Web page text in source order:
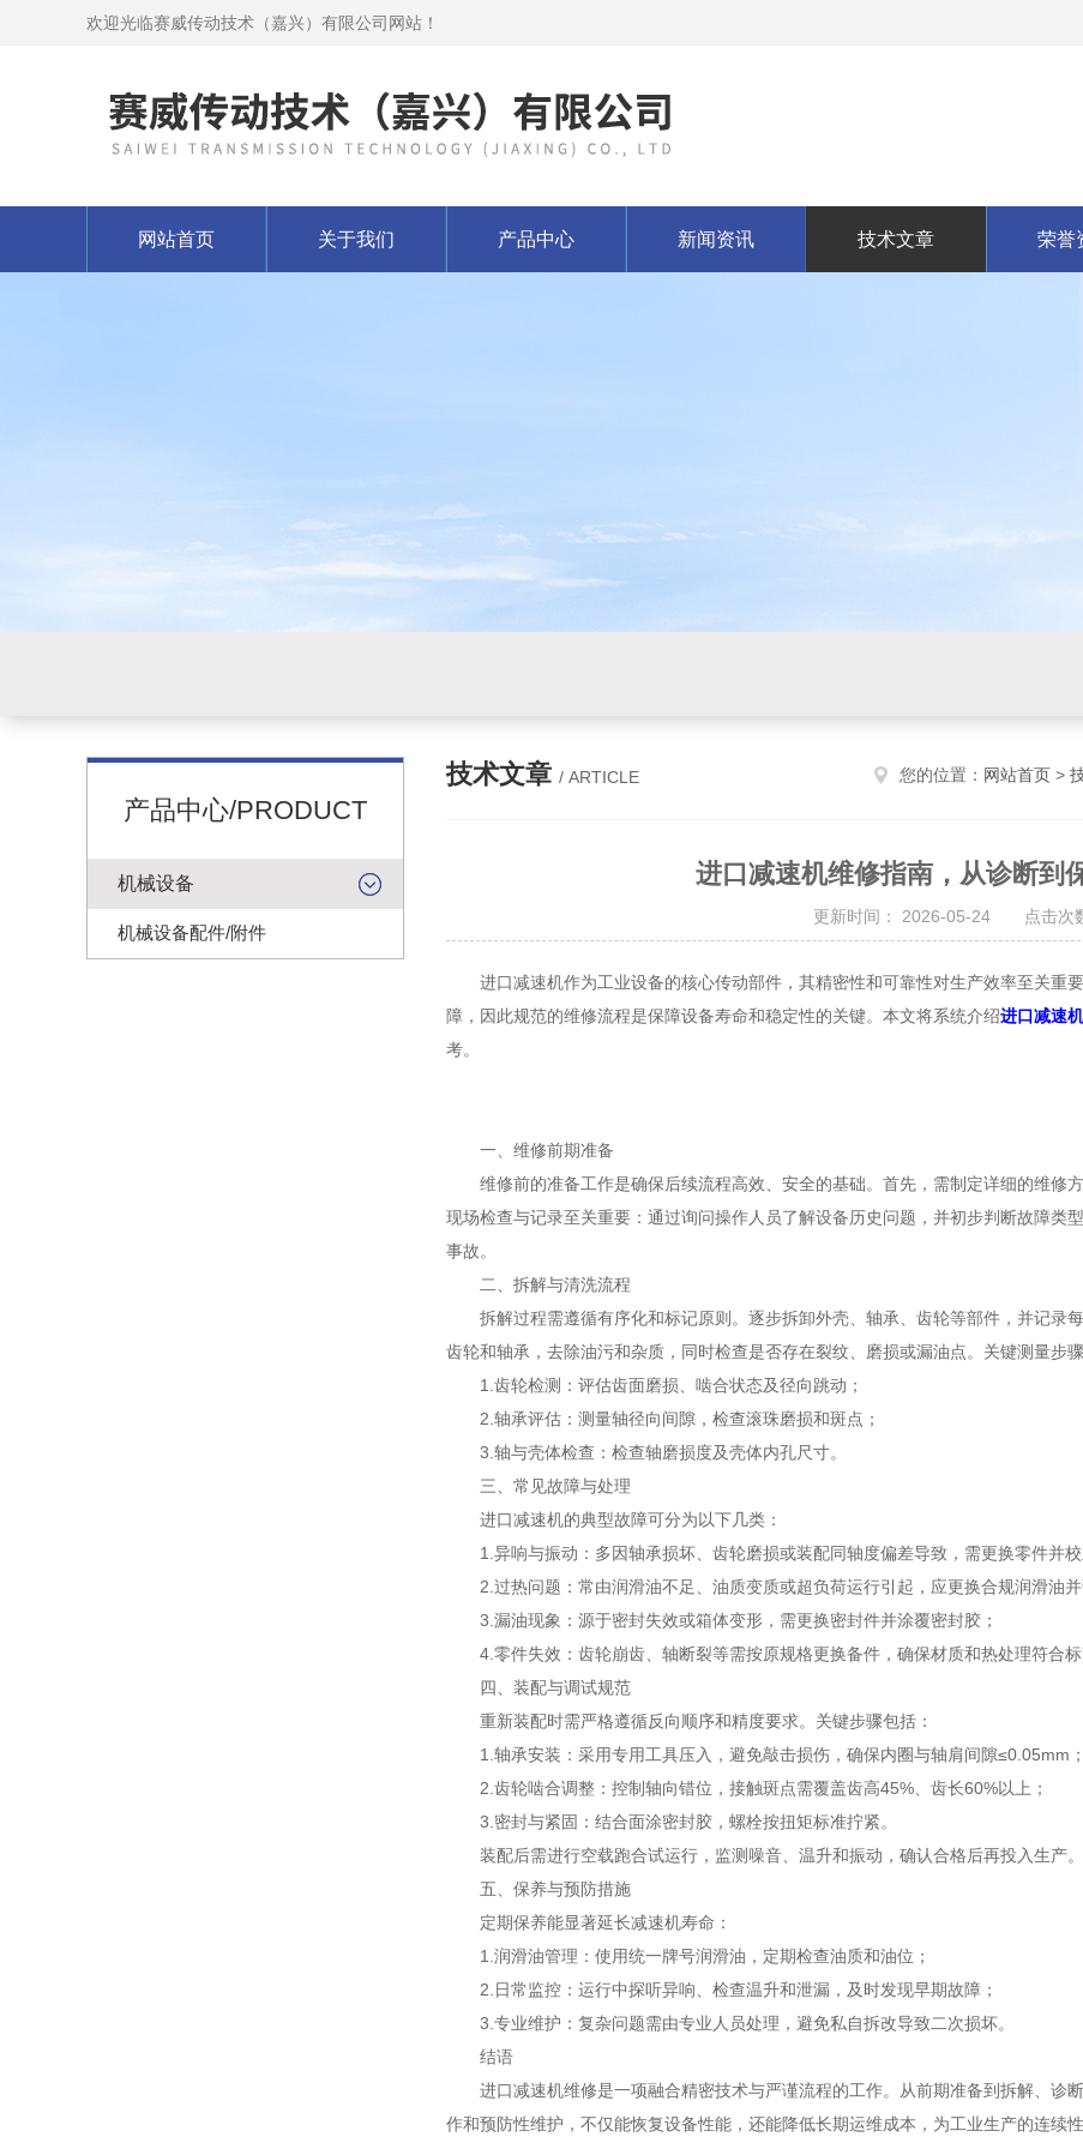
欢迎光临赛威传动技术（嘉兴）有限公司网站！
网站首页 关于我们 产品中心 新闻资讯 技术文章 荣誉
产品中心/PRODUCT
机械设备
机械设备配件/附件
技术文章 / ARTICLE 您的位置： 网站首页 >
进口减速机维修指南，从诊断到
更新时间： 2026-05-24 点击次
进口减速机作为工业设备的核心传动部件，其精密性和可靠性对生产效率至关重
障，因此规范的维修流程是保障设备寿命和稳定性的关键。本文将系统介绍进口减速
考。
一、维修前期准备
维修前的准备工作是确保后续流程高效、安全的基础。首先，需制定详细的维修
现场检查与记录至关重要：通过询问操作人员了解设备历史问题，并初步判断故障类
事故。
二、拆解与清洗流程
拆解过程需遵循有序化和标记原则。逐步拆卸外壳、轴承、齿轮等部件，并记录每
齿轮和轴承，去除油污和杂质，同时检查是否存在裂纹、磨损或漏油点。关键测量步骤
1.齿轮检测：评估齿面磨损、啮合状态及径向跳动；
2.轴承评估：测量轴径向间隙，检查滚珠磨损和斑点；
3.轴与壳体检查：检查轴磨损度及壳体内孔尺寸。
三、常见故障与处理
进口减速机的典型故障可分为以下几类：
1.异响与振动：多因轴承损坏、齿轮磨损或装配同轴度偏差导致，需更换零件并校
2.过热问题：常由润滑油不足、油质变质或超负荷运行引起，应更换合规润滑油并
3.漏油现象：源于密封失效或箱体变形，需更换密封件并涂覆密封胶；
4.零件失效：齿轮崩齿、轴断裂等需按原规格更换备件，确保材质和热处理符合标
四、装配与调试规范
重新装配时需严格遵循反向顺序和精度要求。关键步骤包括：
1.轴承安装：采用专用工具压入，避免敲击损伤，确保内圈与轴肩间隙≤0.05mm；
2.齿轮啮合调整：控制轴向错位，接触斑点需覆盖齿高45%、齿长60%以上；
3.密封与紧固：结合面涂密封胶，螺栓按扭矩标准拧紧。
装配后需进行空载跑合试运行，监测噪音、温升和振动，确认合格后再投入生产。
五、保养与预防措施
定期保养能显著延长减速机寿命：
1.润滑油管理：使用统一牌号润滑油，定期检查油质和油位；
2.日常监控：运行中探听异响、检查温升和泄漏，及时发现早期故障；
3.专业维护：复杂问题需由专业人员处理，避免私自拆改导致二次损坏。
结语
进口减速机维修是一项融合精密技术与严谨流程的工作。从前期准备到拆解、诊
作和预防性维护，不仅能恢复设备性能，还能降低长期运维成本，为工业生产的连续